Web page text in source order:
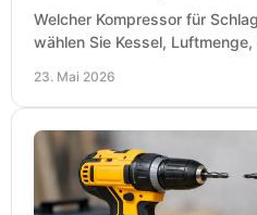
Welcher Kompressor für
wählen Sie Kessel,
23. Mai 2026